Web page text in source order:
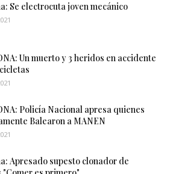
Se electrocuta joven mecánico
Un muerto y 3 heridos en accidente
Policía Nacional apresa quienes
Balearon a MANEN
Apresado supesto clonador de